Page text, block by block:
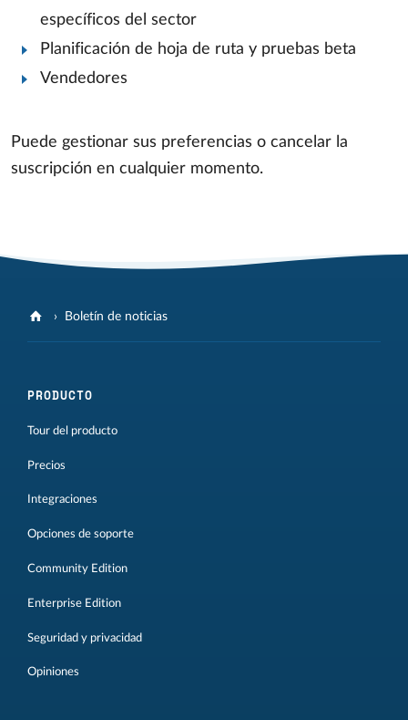
específicos del sector
Planificación de hoja de ruta y pruebas beta
Vendedores
Puede gestionar sus preferencias o cancelar la
suscripción en cualquier momento.
Boletín de noticias
PRODUCTO
Tour del producto
Precios
Integraciones
Opciones de soporte
Community Edition
Enterprise Edition
Seguridad y privacidad
Opiniones